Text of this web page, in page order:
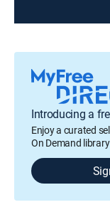
Introducing a
Enjoy a curated
On Demand library